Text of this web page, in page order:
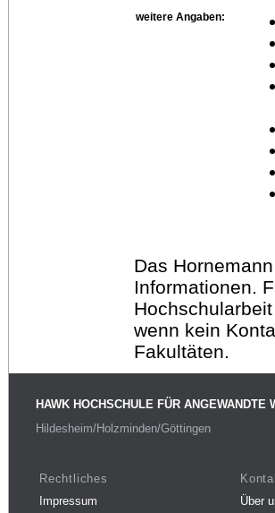
weitere Angaben:
Das
Informationen.
wenn kein
Fakultäten.
HAWK HOCHSCHULE FÜR ANGEWANDTE
Hildesheim/Holzminden/Göttingen
Rechtliches
Impressum
Über